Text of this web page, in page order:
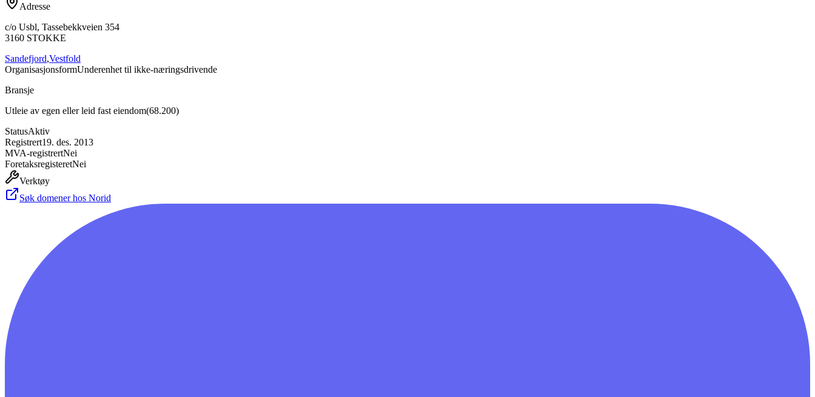
Adresse
c/o Usbl, Tassebekkveien 354
3160 STOKKE
Sandefjord,Vestfold
OrganisasjonsformUnderenhet til ikke-næringsdrivende
Bransje
Utleie av egen eller leid fast eiendom(68.200)
StatusAktiv
Registrert19. des. 2013
MVA-registrertNei
ForetaksregisteretNei
Verktøy
Søk domener hos Norid